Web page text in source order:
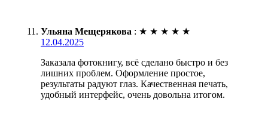
Ульяна Мещерякова : ★ ★ ★ ★ ★
12.04.2025
Заказала фотокнигу, всё сделано быстро и без
лишних проблем. Оформление простое,
результаты радуют глаз. Качественная печать,
удобный интерфейс, очень довольна итогом.